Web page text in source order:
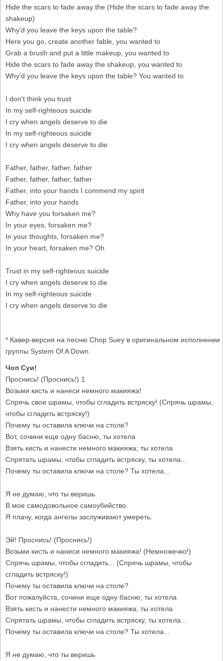
Hide the scars to fade away the (Hide the scars to fade away the
shakeup)
Why'd you leave the keys upon the table?
Here you go, create another fable, you wanted to
Grab a brush and put a little makeup, you wanted to
Hide the scars to fade away the shakeup, you wanted to
Why'd you leave the keys upon the table? You wanted to
I don't think you trust
In my self-righteous suicide
I cry when angels deserve to die
In my self-righteous suicide
I cry when angels deserve to die
Father, father, father, father
Father, father, father, father
Father, into your hands I commend my spirit
Father, into your hands
Why have you forsaken me?
In your eyes, forsaken me?
In your thoughts, forsaken me?
In your heart, forsaken me? Oh
Trust in my self-righteous suicide
I cry when angels deserve to die
In my self-righteous suicide
I cry when angels deserve to die
* Кавер-версия на песню Chop Suey в оригинальном исполнении
группы System Of A Down.
Чоп Суи!
Проснись! (Проснись!) 1
Возьми кисть и нанеси немного макияжа!
Спрячь свои шрамы, чтобы сгладить встряску! (Спрячь шрамы,
чтобы сгладить встряску!)
Почему ты оставила ключи на столе?
Вот, сочини еще одну басню, ты хотела
Взять кисть и нанести немного макияжа; ты хотела
Спрятать шрамы, чтобы сгладить встряску, ты хотела...
Почему ты оставила ключи на столе? Ты хотела...
Я не думаю, что ты веришь
В мое самодовольное самоубийство.
Я плачу, когда ангелы заслуживают умереть.
Эй! Проснись! (Проснись!)
Возьми кисть и нанеси немного макияжа! (Немножечко!)
Спрячь шрамы, чтобы сгладить... (Спрячь шрамы, чтобы
сгладить встряску!)
Почему ты оставила ключи на столе?
Вот пожалуйста, сочини еще одну басню; ты хотела
Взять кисть и нанести немного макияжа; ты хотела
Спрятать шрамы, чтобы сгладить встряску, ты хотела...
Почему ты оставила ключи на столе? Ты хотела...
Я не думаю, что ты веришь